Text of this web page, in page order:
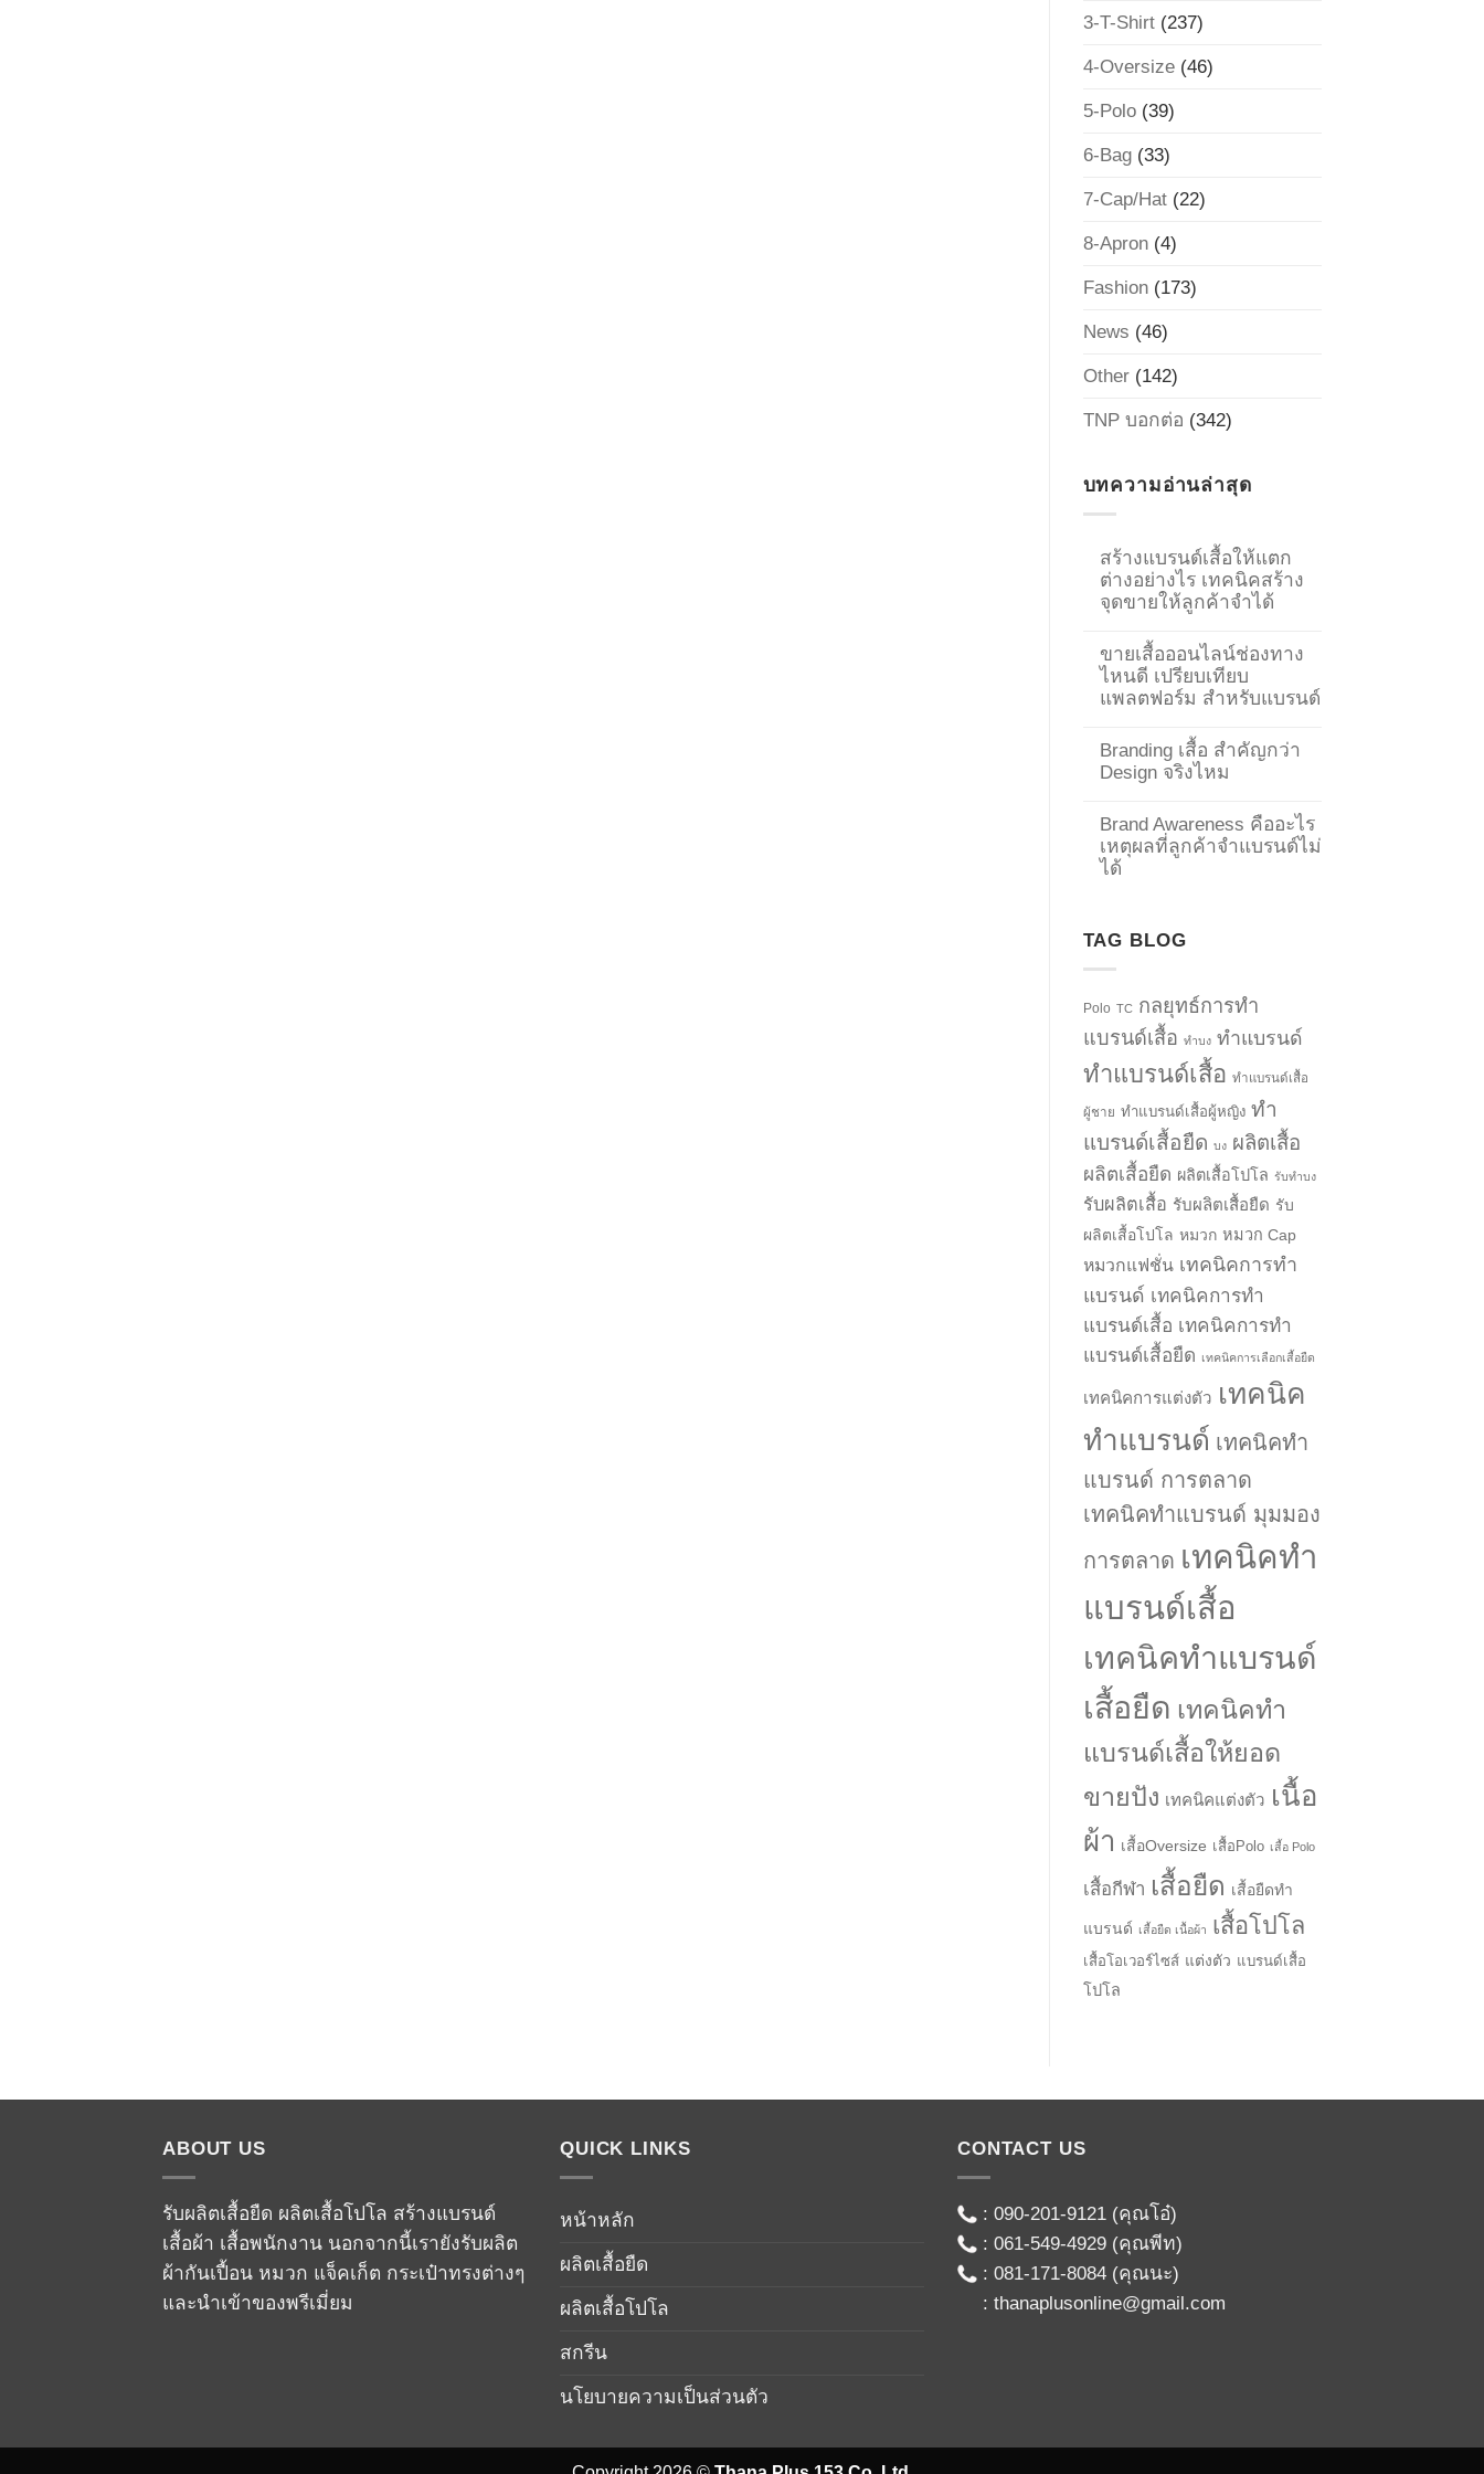
3-T-Shirt(237)
4-Oversize(46)
5-Polo(39)
6-Bag(33)
7-Cap/Hat(22)
8-Apron(4)
Fashion(173)
News (46)
Other(142)
TNP บอกต่อ (342)
บทความอ่านล่าสุด
สร้างแบรนด์เสื้อให้แตก
ต่างอย่างไร เทคนิคสร้าง
จุดขายให้ลูกค้าจำได้
ขายเสื้อออนไลน์ช่องทาง
ไหนดี เปรียบเทียบ
แพลตฟอร์ม สำหรับแบรนด์
Branding เสื้อ สำคัญกว่า
Design จริงไหม
Brand Awareness คืออะไร
เหตุผลที่ลูกค้าจำแบรนด์ไม่
ได้
TAG BLOG
Polo TC กลยุทธ์การทำ
แบรนด์เสื้อ ทำบง ทำแบรนด์
ทำแบรนด์เสื้อ ทำแบรนด์เสื้อ
ผู้ชาย ทำแบรนด์เสื้อผู้หญิง ทำ
แบรนด์เสื้อยืด บง ผลิตเสื้อ
ผลิตเสื้อยืด ผลิตเสื้อโปโล รับทำบง
รับผลิตเสื้อ รับผลิตเสื้อยืด รับ
ผลิตเสื้อโปโล หมวก หมวก Cap
หมวกแฟชั่น เทคนิคการทำ
แบรนด์ เทคนิคการทำ
แบรนด์เสื้อ เทคนิคการทำ
แบรนด์เสื้อยืด เทคนิคการเลือกเสื้อยืด
เทคนิคการแต่งตัว เทคนิค
ทำแบรนด์ เทคนิคทำ
แบรนด์ การตลาด
เทคนิคทำแบรนด์ มุมมอง
การตลาด เทคนิคทำ
แบรนด์เสื้อ
เทคนิคทำแบรนด์
เสื้อยืด เทคนิคทำ
แบรนด์เสื้อให้ยอด
ขายปัง เทคนิคแต่งตัว เนื้อ
ผ้า เสื้อOversize เสื้อPolo เสื้อ Polo
เสื้อกีฬา เสื้อยืด เสื้อยืดทำ
แบรนด์ เสื้อยืด เนื้อผ้า เสื้อโปโล
เสื้อโอเวอร์ไซส์ แต่งตัว แบรนด์เสื้อ
โปโล
ABOUT US
รับผลิตเสื้อยืด ผลิตเสื้อโปโล สร้างแบรนด์
เสื้อผ้า เสื้อพนักงาน นอกจากนี้เรายังรับผลิต
ผ้ากันเปื้อน หมวก แจ็คเก็ต กระเป๋าทรงต่างๆ
และนำเข้าของพรีเมี่ยม
QUICK LINKS
หน้าหลัก
ผลิตเสื้อยืด
ผลิตเสื้อโปโล
สกรีน
นโยบายความเป็นส่วนตัว
CONTACT US
: 090-201-9121(คุณโอ๋)
: 061-549-4929(คุณพีท)
: 081-171-8084(คุณนะ)
: thanaplusonline@gmail.com